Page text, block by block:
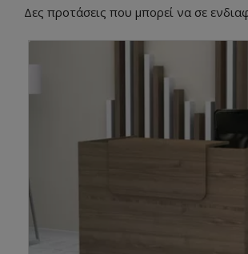
Δες προτάσεις που μπορεί να σε